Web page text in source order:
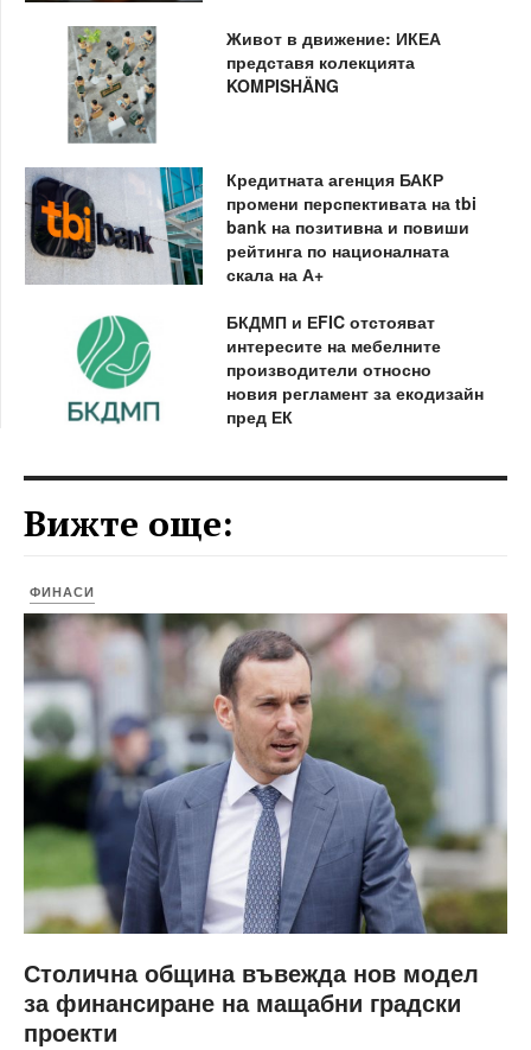
Живот в движение: ИКЕА
представя колекцията
KOMPISHÄNG
Кредитната агенция БАКР
промени перспективата на tbi
bank на позитивна и повиши
рейтинга по националната
скала на А+
БКДМП и ЕFIC отстояват
интересите на мебелните
производители относно
новия регламент за екодизайн
пред ЕК
Вижте още:
ФИНАСИ
Столична община въвежда нов модел
за финансиране на мащабни градски
проекти